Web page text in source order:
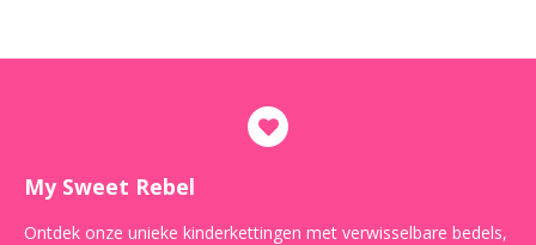
My Sweet Rebel
Ontdek onze unieke kinderkettingen met verwisselbare bedels,